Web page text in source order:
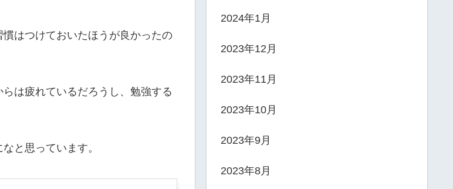
はつけておいたほうが良かったの
は疲れているだろうし、勉強する
と思っています。
2024年1月
2023年12月
2023年11月
2023年10月
2023年9月
2023年8月